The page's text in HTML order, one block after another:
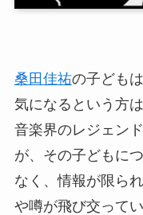
桑田佳祐の子ども
気になるという方
音楽界のレジェン
が、その子どもに
なく、情報が限ら
や噂が飛び交ってい